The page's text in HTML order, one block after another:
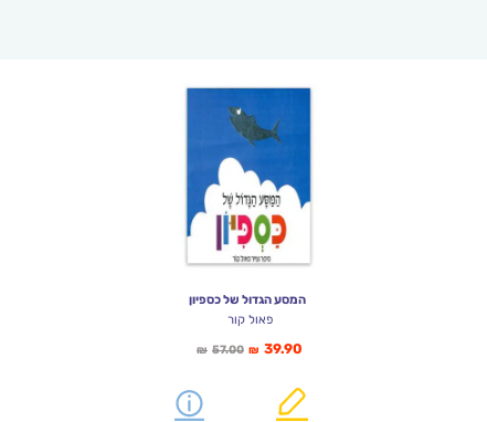
המסע הגדול של כספיון
פאול קור
₪ 57.00המחיר
₪57.00.
₪ 39.90
הוא: